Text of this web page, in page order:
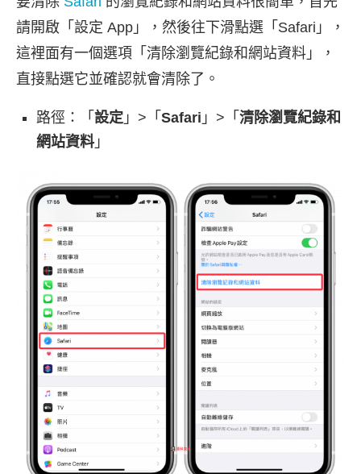
請開啟「設定 App」，然後往下滑點選「Safari」，
這裡面有一個選項「清除瀏覽紀錄和網站資料」，
直接點選它並確認就會清除了。
路徑：「 設定 」>「 Safari 」>「 清除瀏覽紀錄和
網站資料」